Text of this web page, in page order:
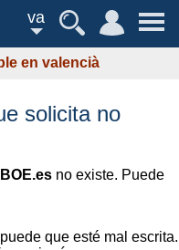
va
en valencià
solicita no
BOE.es no existe. Puede
que esté mal escrita.